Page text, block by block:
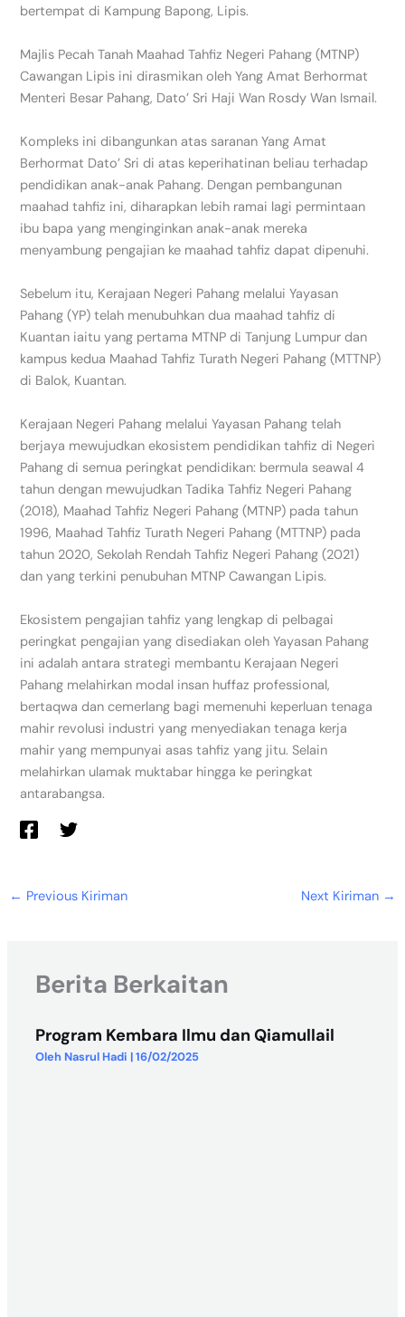
bertempat di Kampung Bapong, Lipis.
Majlis Pecah Tanah Maahad Tahfiz Negeri Pahang (MTNP)
Cawangan Lipis ini dirasmikan oleh Yang Amat Berhormat
Menteri Besar Pahang, Dato’ Sri Haji Wan Rosdy Wan Ismail.
Kompleks ini dibangunkan atas saranan Yang Amat
Berhormat Dato’ Sri di atas keperihatinan beliau terhadap
pendidikan anak-anak Pahang. Dengan pembangunan
maahad tahfiz ini, diharapkan lebih ramai lagi permintaan
ibu bapa yang menginginkan anak-anak mereka
menyambung pengajian ke maahad tahfiz dapat dipenuhi.
Sebelum itu, Kerajaan Negeri Pahang melalui Yayasan
Pahang (YP) telah menubuhkan dua maahad tahfiz di
Kuantan iaitu yang pertama MTNP di Tanjung Lumpur dan
kampus kedua Maahad Tahfiz Turath Negeri Pahang (MTTNP)
di Balok, Kuantan.
Kerajaan Negeri Pahang melalui Yayasan Pahang telah
berjaya mewujudkan ekosistem pendidikan tahfiz di Negeri
Pahang di semua peringkat pendidikan: bermula seawal 4
tahun dengan mewujudkan Tadika Tahfiz Negeri Pahang
(2018), Maahad Tahfiz Negeri Pahang (MTNP) pada tahun
1996, Maahad Tahfiz Turath Negeri Pahang (MTTNP) pada
tahun 2020, Sekolah Rendah Tahfiz Negeri Pahang (2021)
dan yang terkini penubuhan MTNP Cawangan Lipis.
Ekosistem pengajian tahfiz yang lengkap di pelbagai
peringkat pengajian yang disediakan oleh Yayasan Pahang
ini adalah antara strategi membantu Kerajaan Negeri
Pahang melahirkan modal insan huffaz professional,
bertaqwa dan cemerlang bagi memenuhi keperluan tenaga
mahir revolusi industri yang menyediakan tenaga kerja
mahir yang mempunyai asas tahfiz yang jitu. Selain
melahirkan ulamak muktabar hingga ke peringkat
antarabangsa.
← Previous Kiriman Next Kiriman →
Berita Berkaitan
Program Kembara Ilmu dan Qiamullail
Oleh Nasrul Hadi |16/02/2025